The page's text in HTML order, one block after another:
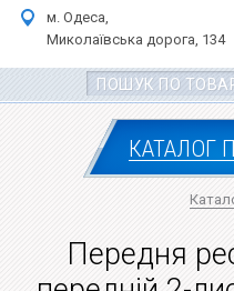
м. Одеса,
Миколаївська дорога, 134
КАТАЛОГ
Передня